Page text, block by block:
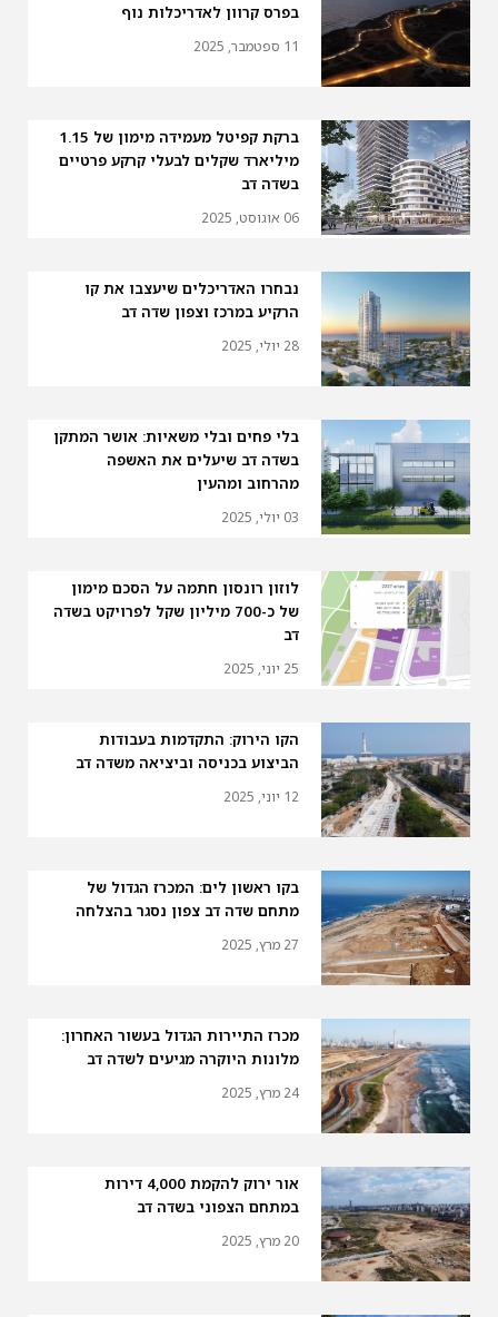
בפרס קרוון לאדריכלות נוף
11 ספטמבר, 2025
ברקת קפיטל מעמידה מימון של 1.15
מיליארד שקלים לבעלי קרקע פרטיים
בשדה דב
06 אוגוסט, 2025
נבחרו האדריכלים שיעצבו את קו
הרקיע במרכז וצפון שדה דב
28 יולי, 2025
בלי פחים ובלי משאיות: אושר המתקן
בשדה דב שיעלים את האשפה
מהרחוב ומהעין
03 יולי, 2025
לוזון רונסון חתמה על הסכם מימון
של כ-700 מיליון שקל לפרויקט בשדה
דב
25 יוני, 2025
הקו הירוק: התקדמות בעבודות
הביצוע בכניסה וביציאה משדה דב
12 יוני, 2025
בקו ראשון לים: המכרז הגדול של
מתחם שדה דב צפון נסגר בהצלחה
27 מרץ, 2025
מכרז התיירות הגדול בעשור האחרון:
מלונות היוקרה מגיעים לשדה דב
24 מרץ, 2025
אור ירוק להקמת 4,000 דירות
במתחם הצפוני בשדה דב
20 מרץ, 2025